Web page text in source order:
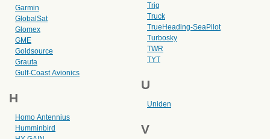
Garmin
GlobalSat
Glomex
GME
Goldsource
Grauta
Gulf-Coast Avionics
H
Homo Antennius
Humminbird
Trig
Truck
TrueHeading-SeaPilot
Turbosky
TWR
TYT
U
Uniden
V